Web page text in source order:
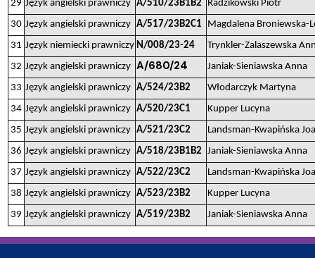
29 Język angielski prawniczy A/510/23B1B2
Radzikowski Piotr
30 Język angielski prawniczy A/517/23B2C1
Magdalena Broniewska-
31 Język niemiecki prawniczy N/008/23-24
Trynkler-Zalaszewska
32 Język angielski prawniczy A/680/24
Janiak-Sieniawska Anna
33 Język angielski prawniczy A/524/23B2
Włodarczyk Martyna
34 Język angielski prawniczy A/520/23C1
Kupper Lucyna
35 Język angielski prawniczy A/521/23C2
Landsman-Kwapińska
36 Język angielski prawniczy A/518/23B1B2 Janiak-Sieniawska Anna
37 Język angielski prawniczy A/522/23C2
Landsman-Kwapińska
38 Język angielski prawniczy A/523/23B2
Kupper Lucyna
39 Język angielski prawniczy A/519/23B2 Janiak-Sieniawska Anna